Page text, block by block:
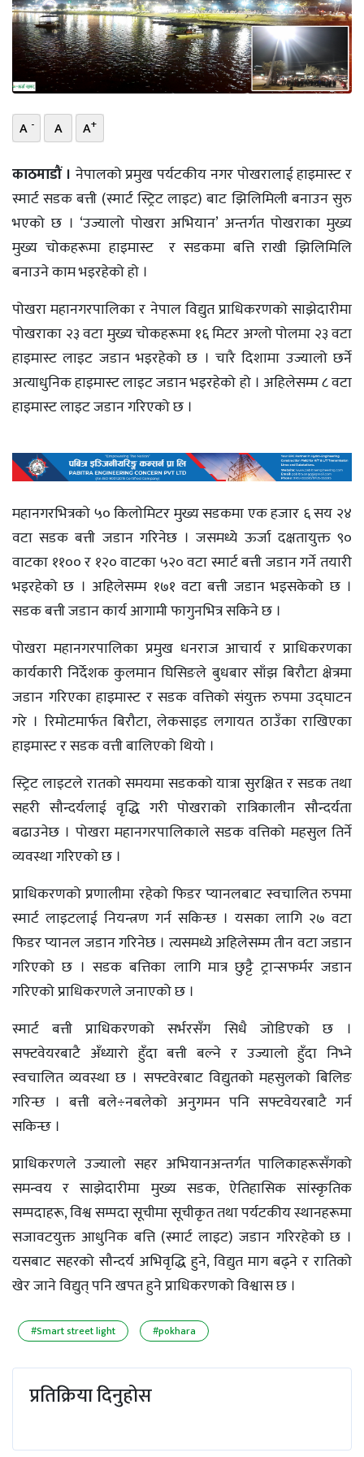
भिडियो
छापा
खोज
प्रोफाइल
ऊर्जा
विशेष
A - A A+
काठमाडौं । नेपालको प्रमुख पर्यटकीय नगर पोखरालाई हाइमास्ट र
स्मार्ट सडक बत्ती (स्मार्ट स्ट्रिट लाइट) बाट झिलिमिली बनाउन सुरु
भएको छ । ‘उज्यालो पोखरा अभियान’ अन्तर्गत पोखराका मुख्य
मुख्य चोकहरूमा हाइमास्ट र सडकमा बत्ति राखी झिलिमिलि
बनाउने काम भइरहेको हो ।
पोखरा महानगरपालिका र नेपाल विद्युत प्राधिकरणको साझेदारीमा
पोखराका २३ वटा मुख्य चोकहरूमा १६ मिटर अग्लो पोलमा २३ वटा
हाइमास्ट लाइट जडान भइरहेको छ । चारै दिशामा उज्यालो छर्ने
अत्याधुनिक हाइमास्ट लाइट जडान भइरहेको हो । अहिलेसम्म ८ वटा
हाइमास्ट लाइट जडान गरिएको छ ।
महानगरभित्रको ५० किलोमिटर मुख्य सडकमा एक हजार ६ सय २४
वटा सडक बत्ती जडान गरिनेछ । जसमध्ये ऊर्जा दक्षतायुक्त ९०
वाटका ११०० र १२० वाटका ५२० वटा स्मार्ट बत्ती जडान गर्ने तयारी
भइरहेको छ । अहिलेसम्म १७१ वटा बत्ती जडान भइसकेको छ ।
सडक बत्ती जडान कार्य आगामी फागुनभित्र सकिने छ ।
पोखरा महानगरपालिका प्रमुख धनराज आचार्य र प्राधिकरणका
कार्यकारी निर्देशक कुलमान घिसिङले बुधबार साँझ बिरौटा क्षेत्रमा
जडान गरिएका हाइमास्ट र सडक वत्तिको संयुक्त रुपमा उद्घाटन
गरे । रिमोटमार्फत बिरौटा, लेकसाइड लगायत ठाउँका राखिएका
हाइमास्ट र सडक वत्ती बालिएको थियो ।
स्ट्रिट लाइटले रातको समयमा सडकको यात्रा सुरक्षित र सडक तथा
सहरी सौन्दर्यलाई वृद्धि गरी पोखराको रात्रिकालीन सौन्दर्यता
बढाउनेछ । पोखरा महानगरपालिकाले सडक वत्तिको महसुल तिर्ने
व्यवस्था गरिएको छ ।
प्राधिकरणको प्रणालीमा रहेको फिडर प्यानलबाट स्वचालित रुपमा
स्मार्ट लाइटलाई नियन्त्रण गर्न सकिन्छ । यसका लागि २७ वटा
फिडर प्यानल जडान गरिनेछ । त्यसमध्ये अहिलेसम्म तीन वटा जडान
गरिएको छ । सडक बत्तिका लागि मात्र छुट्टै ट्रान्सफर्मर जडान
गरिएको प्राधिकरणले जनाएको छ ।
स्मार्ट बत्ती प्राधिकरणको सर्भरसँग सिधै जोडिएको छ ।
सफ्टवेयरबाटै अँध्यारो हुँदा बत्ती बल्ने र उज्यालो हुँदा निभ्ने
स्वचालित व्यवस्था छ । सफ्टवेरबाट विद्युतको महसुलको बिलिङ
गरिन्छ । बत्ती बले÷नबलेको अनुगमन पनि सफ्टवेयरबाटै गर्न
सकिन्छ ।
प्राधिकरणले उज्यालो सहर अभियानअन्तर्गत पालिकाहरूसँगको
समन्वय र साझेदारीमा मुख्य सडक, ऐतिहासिक सांस्कृतिक
सम्पदाहरू, विश्व सम्पदा सूचीमा सूचीकृत तथा पर्यटकीय स्थानहरूमा
सजावटयुक्त आधुनिक बत्ति (स्मार्ट लाइट) जडान गरिरहेको छ ।
यसबाट सहरको सौन्दर्य अभिवृद्धि हुने, विद्युत माग बढ्ने र रातिको
खेर जाने विद्युत् पनि खपत हुने प्राधिकरणको विश्वास छ ।
#Smart street light #pokhara
प्रतिक्रिया दिनुहोस